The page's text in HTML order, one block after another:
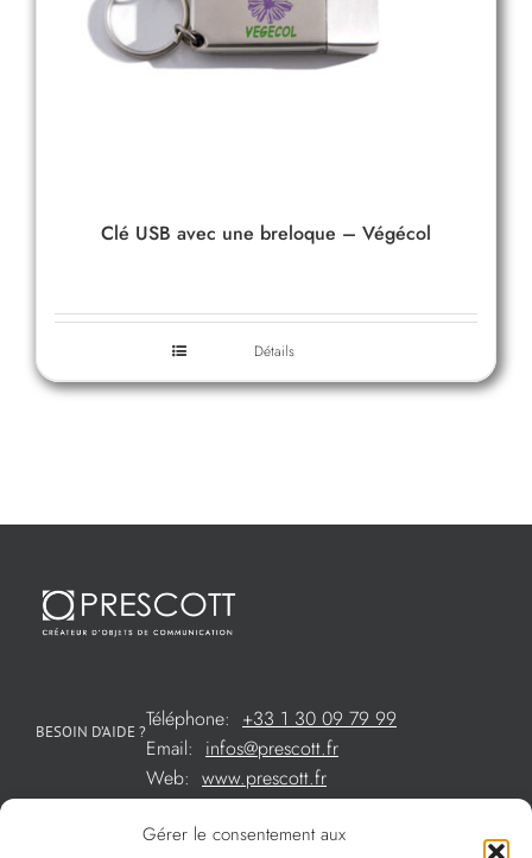
Gérer le consentement aux
Clé USB avec une breloque – Végécol
Détails
BESOIN D’AIDE ?Téléphone: +33 1 30 09 79 99
Email: infos@prescott.fr
Web: www.prescott.fr